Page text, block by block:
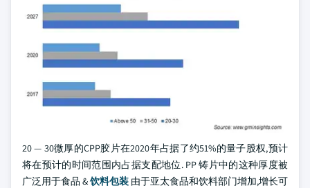
20 — 30微厚的CPP胶片在2020年占据了约51%的量子股权,预计
将在预计的时间范围内占据支配地位. PP 铸片中的这种厚度被
广泛用于食品 &饮料包装 由于亚太食品和饮料部门增加,增长可